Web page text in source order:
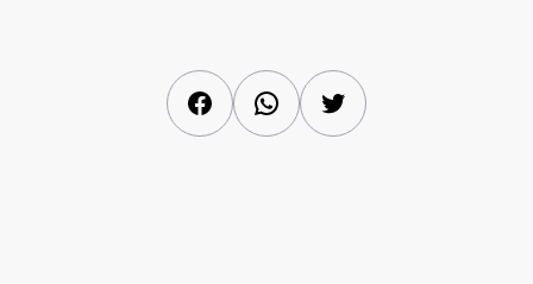
FacebookWhatsAppTwitter